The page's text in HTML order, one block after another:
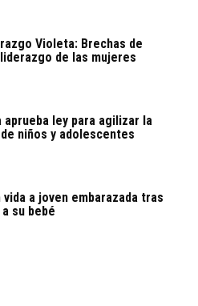
Violeta: Brechas de
de las mujeres
aprueba ley para agilizar la
niños y adolescentes
vida a joven embarazada tras
su bebé